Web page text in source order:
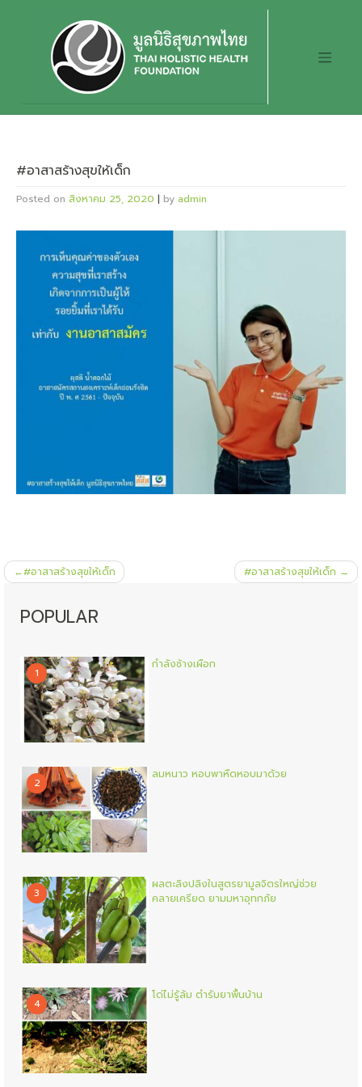
#อาสาสร้างสุขให้เด็ก
Posted on สิงหาคม 25, 2020 | by admin
แนะแนว
เรื่อง
#อาสาสร้างสุขให้เด็ก #อาสาสร้างสุขให้เด็ก
POPULAR
1
กำลังช้างเผือก
2
ลมหนาว หอบพาหืดหอบมาด้วย
3
ผลตะลิงปลิงในสูตรยามูลจิตรใหญ่ช่วย
คลายเครียด ยามมหาอุทกภัย
4
โด่ไม่รู้ล้ม ตำรับยาพื้นบ้าน